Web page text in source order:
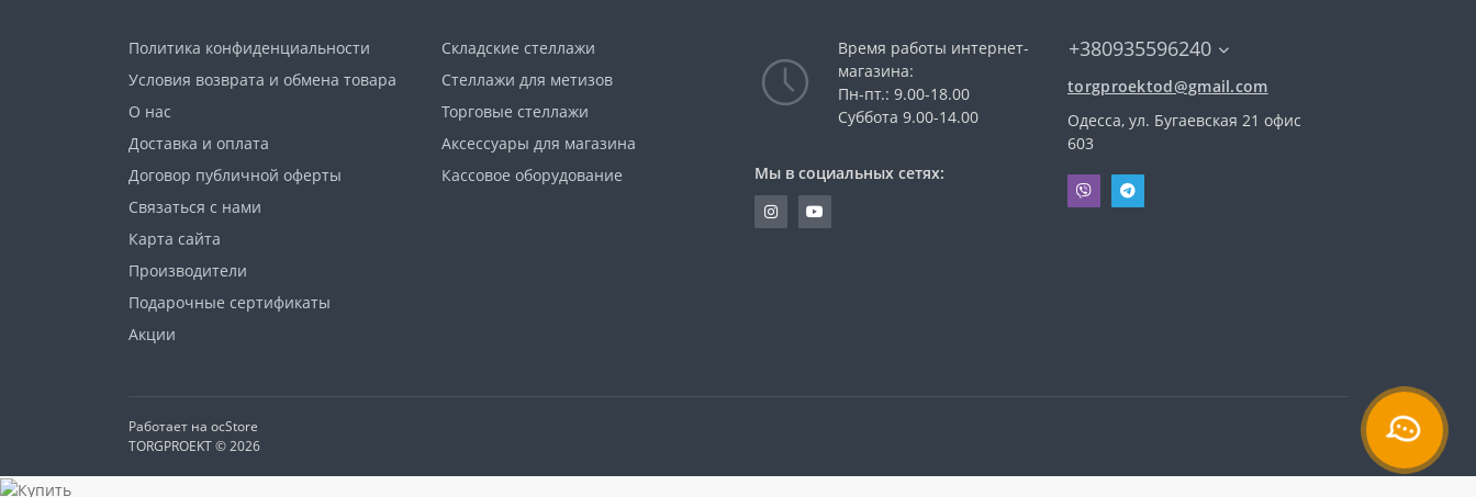
Политика конфиденциальности
Условия возврата и обмена товара
О нас
Доставка и оплата
Договор публичной оферты
Связаться с нами
Карта сайта
Производители
Подарочные сертификаты
Акции
Складские стеллажи
Стеллажи для метизов
Торговые стеллажи
Аксессуары для магазина
Кассовое оборудование
Время работы интернет-
магазина:
Пн-пт.: 9.00-18.00
Суббота 9.00-14.00
Мы в социальных сетях:
+380935596240
torgproektod@gmail.com
Одесса, ул. Бугаевская 21 офис
603
Работает на ocStore
TORGPROEKT © 2026